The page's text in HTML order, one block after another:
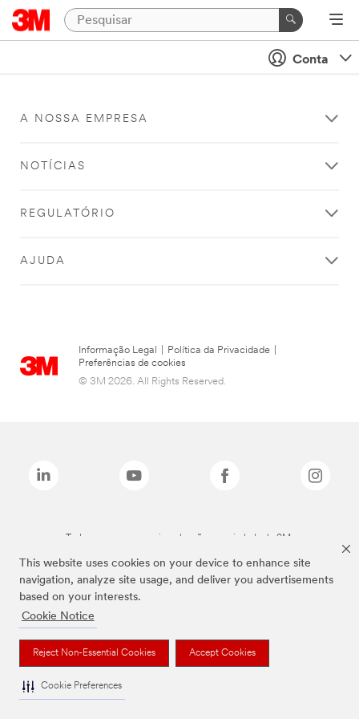
This website uses cookies on your device to enhance site
navigation, analyze site usage, and deliver you advertisements
based on your interests.
Cookie Notice
Reject Non-Essential Cookies Accept Cookies
Cookie Preferences
Conta
A NOSSA EMPRESA
NOTÍCIAS
REGULATÓRIO
AJUDA
Informação Legal Política da Privacidade
Preferências de cookies
© 3M 2026. All Rights Reserved.
Todas as marcas mencionadas são propriedade da 3M.